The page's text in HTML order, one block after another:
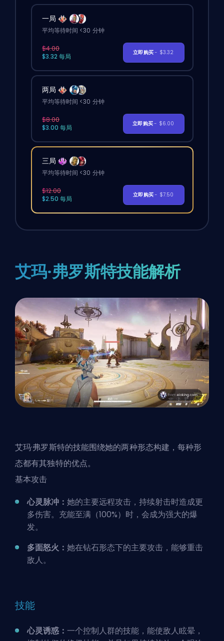
一局
平均等待时间 <30 分钟
$4.00
$3.32 每局
立即购买- $3.32
两局
平均等待时间 <30 分钟
$8.00
$3.00 每局
立即购买- $6.00
三局
平均等待时间 <30 分钟
$12.00
$2.50 每局
立即购买- $7.50
艾玛·弗罗斯特技能解析
艾玛·弗罗斯特的技能围绕她的两种形态构建，每种形
态都有其独特的优点。
基本攻击
心灵脉冲： 她的主要远程攻击，持续射击时造成更
多伤害。充能至满（100%）时，会成为强大的爆
发。
多面怒火： 她在钻石形态下的主要攻击，能够重击
敌人。
技能
心灵诱惑： 一个控制人群的技能，能使敌人眩晕，